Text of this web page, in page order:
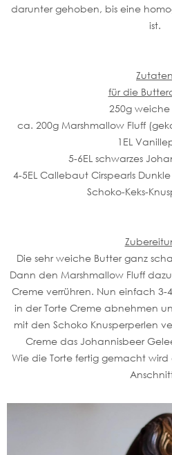
darunter gehoben, bis eine
ist.
Zutaten
für die
250g weiche
ca. 200g Marshmallow Fluff
1EL
5-6EL schwarzes
4-5EL Callebaut Cirspearls
Schoko-Keks-
Die sehr weiche Butter ganz
Dann den Marshmallow Fluff
Creme verrühren. Nun einfach 3-
in der Torte Creme abnehmen
mit den Schoko Knusperperlen
Creme das Johannisbeer
Wie die Torte fertig gemacht